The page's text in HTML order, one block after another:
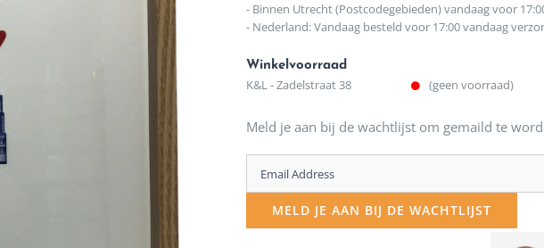
- Binnen Utrecht (Postcodegebieden) vandaag voor
- Nederland: Vandaag besteld voor 17:00 vandaag
Winkelvoorraad
K&L - Zadelstraat 38 (geen voorraad)
Meld je aan bij de wachtlijst om gemaild te
Enter
your
email
MELD JE AAN BIJ DE WACHTLIJST